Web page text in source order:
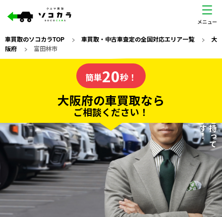
車買取のソコカラTOP > 車買取・中古車査定の全国対応エリア一覧> 大
阪府 > 富田林市
の車買取なら
ソコカラの
電話か出張か、高い方の査定を提案。
だから高価買取!
私たちが責任を持って
査定いたします！
簡単20秒！
大阪府の車買取なら
ご相談ください！
20秒で入力完了！
無料で カンタンWeb査定
ご依頼いただいたお車を丁寧に査定いたします